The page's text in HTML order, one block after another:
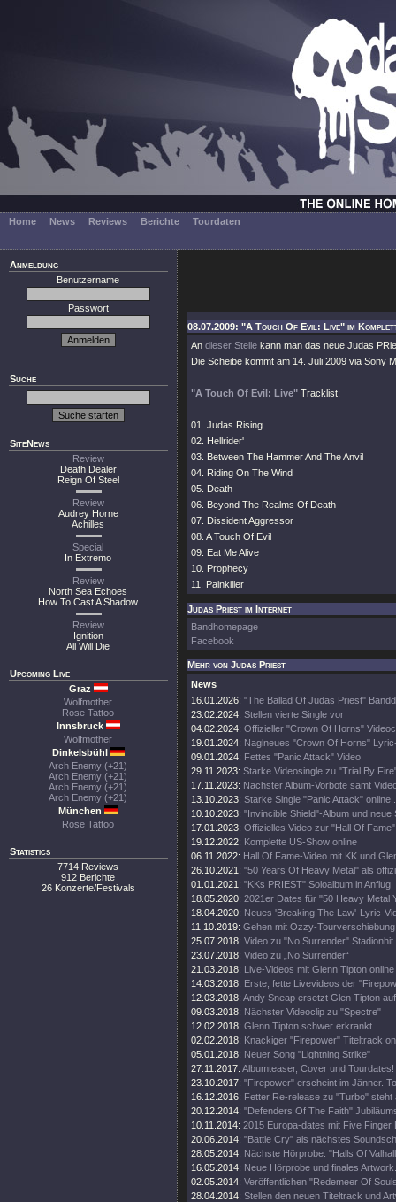
Home News Reviews Berichte Tourdaten
Anmeldung
Benutzername
Passwort
Suche
SiteNews
Review
Death Dealer
Reign Of Steel
Review
Audrey Horne
Achilles
Special
In Extremo
Review
North Sea Echoes
How To Cast A Shadow
Review
Ignition
All Will Die
Upcoming Live
Graz
Wolfmother
Rose Tattoo
Innsbruck
Wolfmother
Dinkelsbühl
Arch Enemy (+21)
Arch Enemy (+21)
Arch Enemy (+21)
Arch Enemy (+21)
München
Rose Tattoo
Statistics
7714 Reviews
912 Berichte
26 Konzerte/Festivals
08.07.2009: "A Touch Of Evil: Live" im
An dieser Stelle kann man das neue Judas
Die Scheibe kommt am 14. Juli 2009 via Sony
"A Touch Of Evil: Live" Tracklist:
01. Judas Rising
02. Hellrider'
03. Between The Hammer And The Anvil
04. Riding On The Wind
05. Death
06. Beyond The Realms Of Death
07. Dissident Aggressor
08. A Touch Of Evil
09. Eat Me Alive
10. Prophecy
11. Painkiller
Judas Priest im Internet
Bandhomepage
Facebook
Mehr von Judas Priest
News
16.01.2026: "The Ballad Of Judas Priest"
23.02.2024: Stellen vierte Single vor
04.02.2024: Offizieller "Crown Of Horns"
19.01.2024: Naglneues "Crown Of Horns"
09.01.2024: Fettes "Panic Attack" Video
29.11.2023: Starke Videosingle zu "Trial By
17.11.2023: Nächster Album-Vorbote samt
13.10.2023: Starke Single "Panic Attack"
10.10.2023: "Invincible Shield"-Album und neue
17.01.2023: Offizielles Video zur "Hall Of
19.12.2022: Komplette US-Show online
06.11.2022: Hall Of Fame-Video mit KK und
26.10.2021: "50 Years Of Heavy Metal" als
01.01.2021: "KKs PRIEST" Soloalbum in Anflug
18.05.2020: 2021er Dates für "50 Heavy Metal
18.04.2020: Neues 'Breaking The Law'-Lyric-
11.10.2019: Gehen mit Ozzy-
25.07.2018: Video zu "No Surrender" Stadionhit
23.07.2018: Video zu „No Surrender“
21.03.2018: Live-Videos mit Glenn Tipton online
14.03.2018: Erste, fette Livevideos der
12.03.2018: Andy Sneap ersetzt Glen Tipton
09.03.2018: Nächster Videoclip zu "Spectre"
12.02.2018: Glenn Tipton schwer erkrankt.
02.02.2018: Knackiger "Firepower" Titeltrack
05.01.2018: Neuer Song "Lightning Strike"
27.11.2017: Albumteaser, Cover und Tourdates!
23.10.2017: "Firepower" erscheint im Jänner.
16.12.2016: Fetter Re-release zu "Turbo" steht
20.12.2014: "Defenders Of The Faith"
10.11.2014: 2015 Europa-dates mit Five Finger
20.06.2014: "Battle Cry" als nächstes
28.05.2014: Nächste Hörprobe: "Halls Of
16.05.2014: Neue Hörprobe und finales Artwork.
02.05.2014: Veröffentlichen "Redemeer Of
28.04.2014: Stellen den neuen Titeltrack und